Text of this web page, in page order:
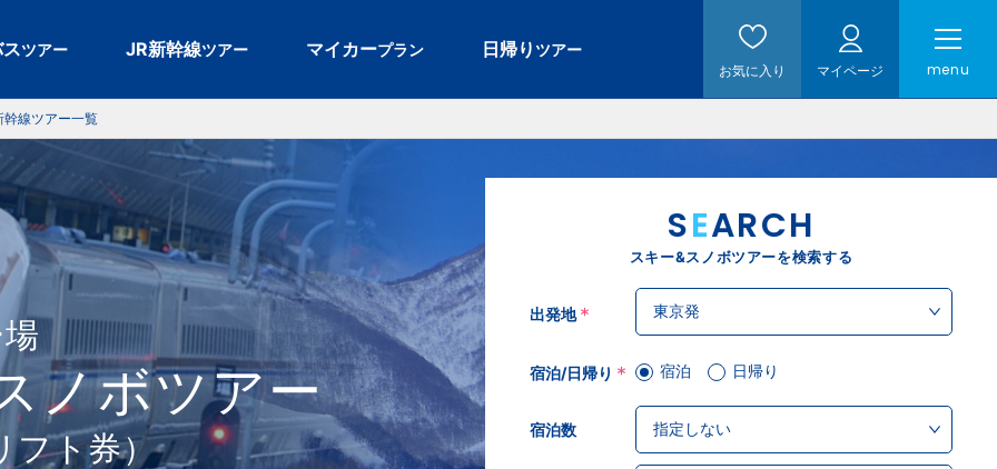
ツアー JR新幹線ツアー マイカープラン 日帰り ツアー
お気に入り マイページ menu
線ツアー一覧
ノボツアー
フト券）
SEARCH
スキー&スノボツアーを検索する
出発地 *
宿泊/日帰り * 宿泊 日帰り
宿泊数